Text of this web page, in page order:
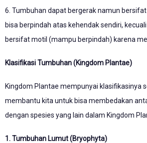
6. Tumbuhan dapat bergerak namun
bisa berpindah atas kehendak sendiri,
bersifat motil (mampu berpindah) karena
Klasifikasi Tumbuhan (Kingdom Plantae)
Kingdom Plantae mempunyai klasifikasinya
membantu kita untuk bisa membedakan
dengan spesies yang lain dalam Kingdom
1. Tumbuhan Lumut (Bryophyta)